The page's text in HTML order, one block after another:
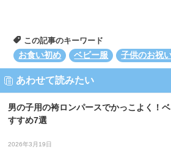
この記事のキーワード
お食い初め
ベビー服 子供のお祝
あわせて読みたい
男の子用の袴ロンパースでかっこよく！
すすめ7選
2026年3月19日